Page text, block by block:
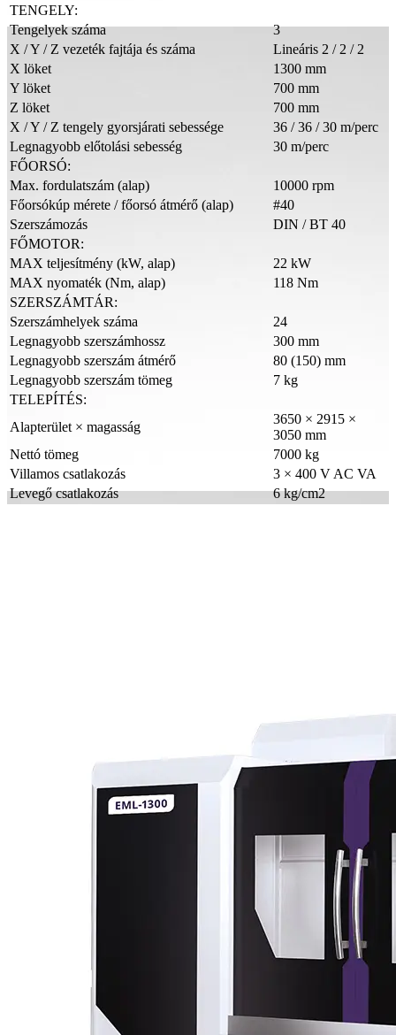
TENGELY:
Tengelyek száma
3
X / Y / Z vezeték fajtája és száma
Lineáris 2 / 2 / 2
X löket
1300 mm
Y löket
700 mm
Z löket
700 mm
X / Y / Z tengely gyorsjárati sebessége
36 / 36 / 30 m/perc
Legnagyobb előtolási sebesség
30 m/perc
FŐORSÓ:
Max. fordulatszám (alap)
10000 rpm
Főorsókúp mérete / főorsó átmérő (alap)
#40
Szerszámozás
DIN / BT 40
FŐMOTOR:
MAX teljesítmény (kW, alap)
22 kW
MAX nyomaték (Nm, alap)
118 Nm
SZERSZÁMTÁR:
Szerszámhelyek száma
24
Legnagyobb szerszámhossz
300 mm
Legnagyobb szerszám átmérő
80 (150) mm
Legnagyobb szerszám tömeg
7 kg
TELEPÍTÉS:
Alapterület × magasság
3650 × 2915 ×
3050 mm
Nettó tömeg
7000 kg
Villamos csatlakozás
3 × 400 V AC VA
Levegő csatlakozás
6 kg/cm2